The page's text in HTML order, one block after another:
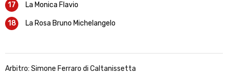
17 La Monica Flavio
18 La Rosa Bruno Michelangelo
Arbitro: Simone Ferraro di Caltanissetta